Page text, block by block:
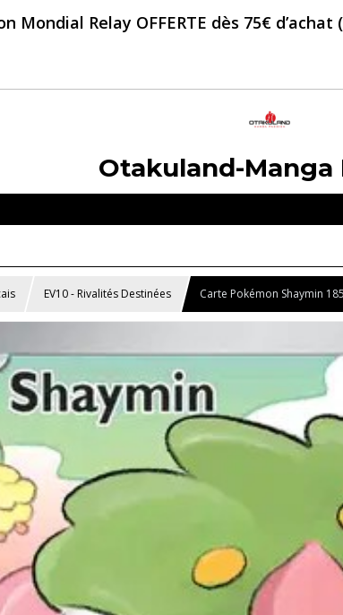
Mondial Relay OFFERTE dès 75€
Otakuland-Manga
EV10 - Rivalités Destinées Carte Pokémon Shaymin